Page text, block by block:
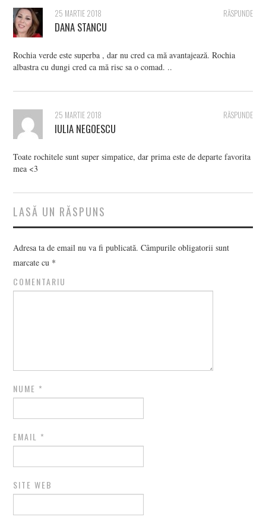
RĂSPUNDE
25 MARTIE 2018
DANA STANCU
Rochia verde este superba , dar nu cred ca mă avantajează. Rochia
albastra cu dungi cred ca mă risc sa o comad. ..
RĂSPUNDE
25 MARTIE 2018
IULIA NEGOESCU
Toate rochitele sunt super simpatice, dar prima este de departe favorita
mea <3
LASĂ UN RĂSPUNS
Adresa ta de email nu va fi publicată. Câmpurile obligatorii sunt
marcate cu *
COMENTARIU
NUME *
EMAIL *
SITE WEB